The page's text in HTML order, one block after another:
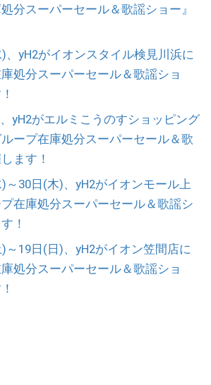
分スーパーセール＆歌謡ショー』
、yH2がイオンスタイル検見川浜に
処分スーパーセール＆歌謡ショ
yH2がエルミこうのすショッピング
ープ在庫処分スーパーセール＆歌
ます！
～30日(木)、yH2がイオンモール上
在庫処分スーパーセール＆歌謡シ
！
～19日(日)、yH2がイオン笠間店に
処分スーパーセール＆歌謡ショ